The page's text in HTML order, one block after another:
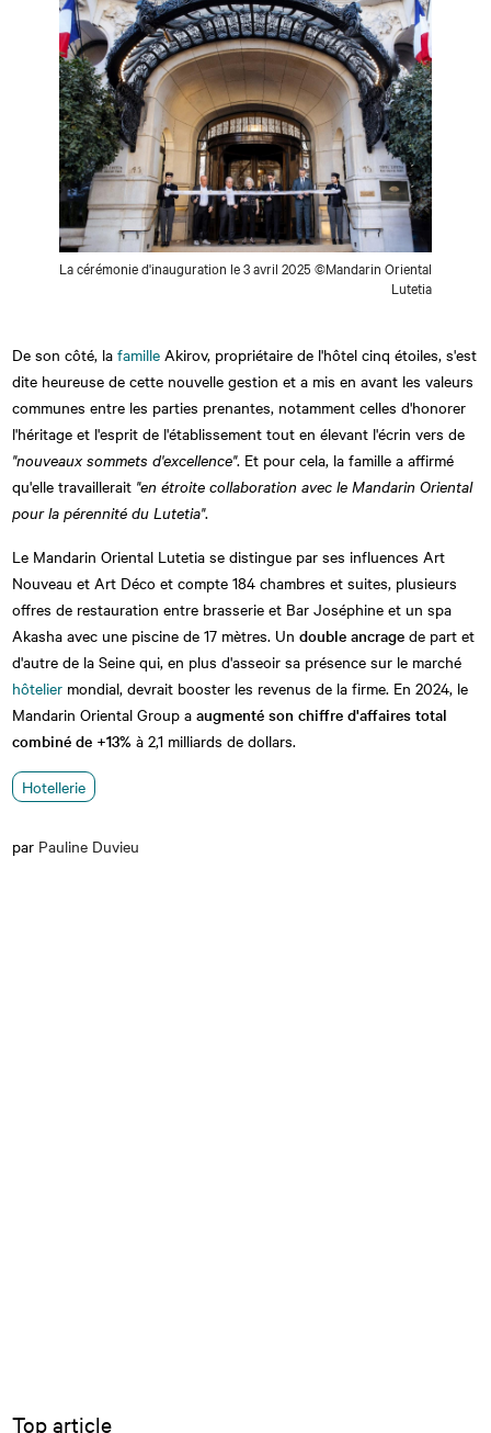
La cérémonie d'inauguration le 3 avril 2025 ©Mandarin Oriental
Lutetia
De son côté, lafamille Akirov, propriétaire de l'hôtel cinq étoiles, s'est
dite heureuse de cette nouvelle gestion et a mis en avant les valeurs
communes entre les parties prenantes, notamment celles d'honorer
l'héritage et l'esprit de l'établissement tout en élevant l'écrin vers de
"nouveaux sommets d'excellence". Et pour cela, la famille a affirmé
qu'elle travaillerait "en étroite collaboration avec le Mandarin Oriental
pour la pérennité du Lutetia".
Le Mandarin Oriental Lutetia se distingue par ses influences Art
Nouveau et Art Déco et compte 184 chambres et suites, plusieurs
offres de restauration entre brasserie et Bar Joséphine et un spa
Akasha avec une piscine de 17 mètres. Undouble ancrage de part et
d'autre de la Seine qui, en plus d'asseoir sa présence sur le marché
hôtelier mondial, devrait booster les revenus de la firme. En 2024, le
Mandarin Oriental Group aaugmenté son chiffre d'affaires total
combiné de +13% à 2,1 milliards de dollars.
Hotellerie
par Pauline Duvieu
Top article